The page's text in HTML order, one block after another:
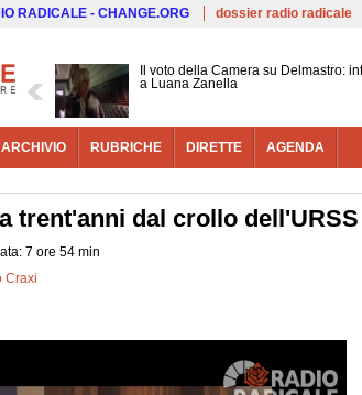
Salta al
RADICALE - CHANGE.ORG dossier radio radicale
Il voto della Camera su Delmastro:
a Luana Zanella
ARCHIVIO RUBRICHE DIRETTE AGENDA
trent'anni dal crollo dell'URSS
7 ore 54 min
Craxi